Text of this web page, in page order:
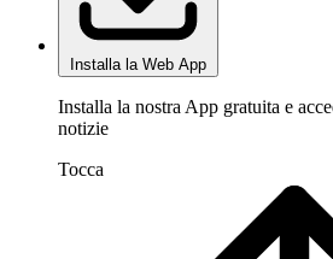
Installa la Web App
Installa la nostra App gratuita e
notizie
Tocca